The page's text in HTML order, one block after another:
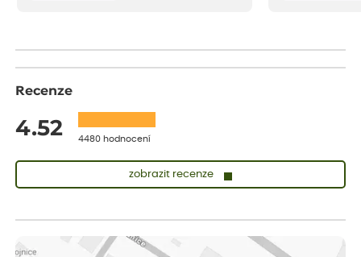
Recenze
4.52 4480 hodnocení
zobrazit recenze
Doporučuji. Naprostá spokojenost.